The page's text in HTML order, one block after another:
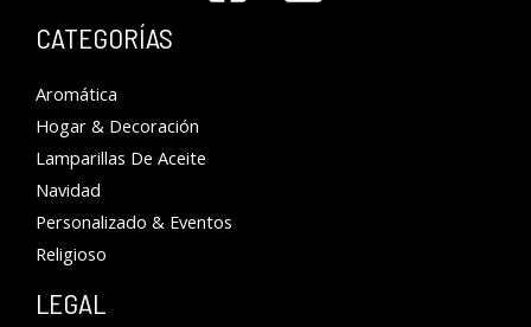
CATEGORÍAS
Aromática
Hogar & Decoración
Lamparillas De Aceite
Navidad
Personalizado & Eventos
Religioso
LEGAL